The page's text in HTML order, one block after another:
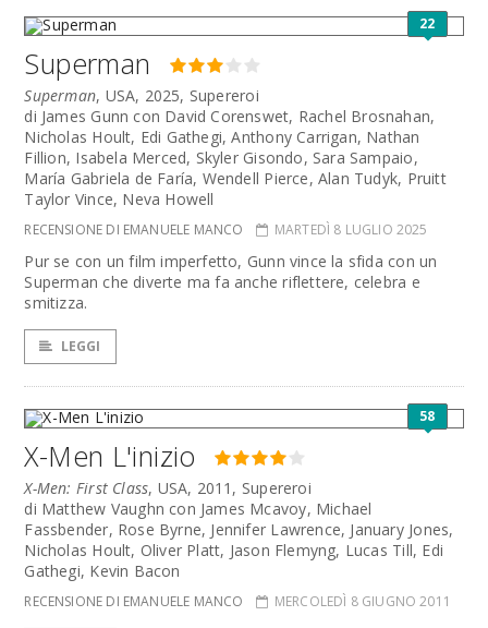
22
Superman
Superman, USA, 2025, Supereroi
di James Gunn con David Corenswet, Rachel Brosnahan,
Nicholas Hoult, Edi Gathegi, Anthony Carrigan, Nathan
Fillion, Isabela Merced, Skyler Gisondo, Sara Sampaio,
María Gabriela de Faría, Wendell Pierce, Alan Tudyk, Pruitt
Taylor Vince, Neva Howell
RECENSIONE DI EMANUELE MANCO MARTEDÌ 8 LUGLIO 2025
Pur se con un film imperfetto, Gunn vince la sfida con un
Superman che diverte ma fa anche riflettere, celebra e
smitizza.
LEGGI
58
X-Men L'inizio
X-Men: First Class, USA, 2011, Supereroi
di Matthew Vaughn con James Mcavoy, Michael
Fassbender, Rose Byrne, Jennifer Lawrence, January Jones,
Nicholas Hoult, Oliver Platt, Jason Flemyng, Lucas Till, Edi
Gathegi, Kevin Bacon
RECENSIONE DI EMANUELE MANCO MERCOLEDÌ 8 GIUGNO 2011